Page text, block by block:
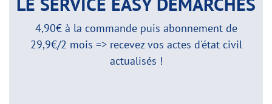
4,90€ à la commande puis abonnement de
29,9€/2 mois => recevez vos actes d'état civil
actualisés !